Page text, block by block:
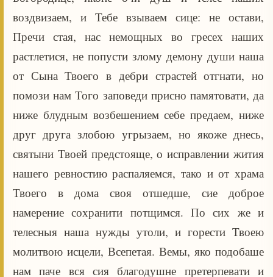
воздвизаем, и Тебе взываем сице: не остави,
Пречи стая, нас немощных во гресех наших
растлетися, не попусти злому демону души наша
от Сына Твоего в дебри страстей отгнати, но
помози нам Того заповеди присно памятовати, да
ниже блудным возбешением себе предаем, ниже
друг друга злобою угрызаем, но якоже днесь,
святыни Твоей предстояще, о исправлении жития
нашего ревностию распаляемся, тако и от храма
Твоего в дома своя отшедше, сие доброе
намерение сохранити потщимся. По сих же и
телесныя наша нужды утоли, и горести Твоею
молитвою исцели, Всепетая. Вемы, яко подобаше
нам паче вся сия благодушне претерпевати и